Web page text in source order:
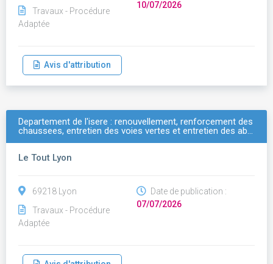
Travaux - Procédure
Adaptée
10/07/2026
Avis d'attribution
Departement de l'isere : renouvellement, renforcement des
chaussees, entretien des voies vertes et entretien des ab…
Le Tout Lyon
69218 Lyon
Travaux - Procédure
Adaptée
Date de publication :
07/07/2026